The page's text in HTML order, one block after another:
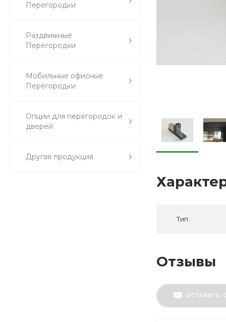
Перегородки
Раздвижные
Перегородки
Мобильные офисные
Перегородки
Опции для перегородок и
дверей
Другая продукция
Тип
Отзывы
ОСТАВИТЬ